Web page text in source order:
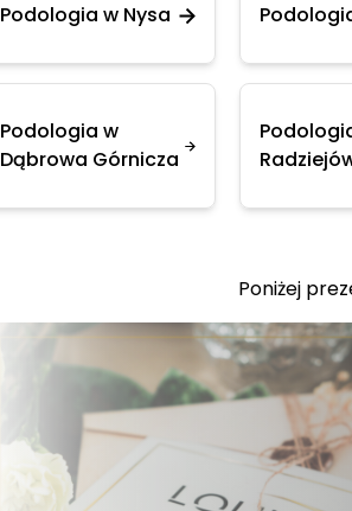
Podologia w Nysa
Podologia w
Dąbrowa Górnicza
Poniżej